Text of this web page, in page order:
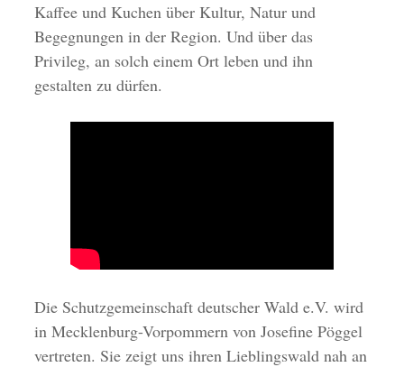
Kaffee und Kuchen über Kultur, Natur und
Begegnungen in der Region. Und über das
Privileg, an solch einem Ort leben und ihn
gestalten zu dürfen.
Die Schutzgemeinschaft deutscher Wald e.V. wird
in Mecklenburg-Vorpommern von Josefine Pöggel
vertreten. Sie zeigt uns ihren Lieblingswald nah an